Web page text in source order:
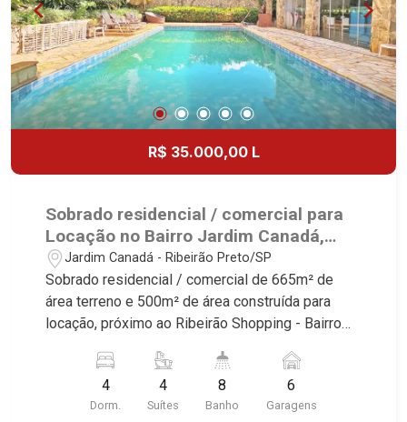
Imobiliária, referência no mercado imobiliário
desde 2000! Avenida João Fiúsa, 1051 - Alto da
Boa Vista | Ribeirão Preto.
R$ 35.000,00 L
Sobrado residencial / comercial para
Locação no Bairro Jardim Canadá,
próximo ao Ribeirão Shopping -
Ribeirão Preto.
Jardim Canadá - Ribeirão Preto/SP
Sobrado residencial / comercial de 665m² de
área terreno e 500m² de área construída para
locação, próximo ao Ribeirão Shopping - Bairro
características deste imóvel que a Martinelli
Imobiliária selecionou para você: - 665m² de área
terreno e 500m² de área construída - 4 suítes
4
Dorm.
4
Suítes
8
Banho
6
Garagens